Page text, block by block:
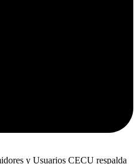
y Usuarios CECU respalda